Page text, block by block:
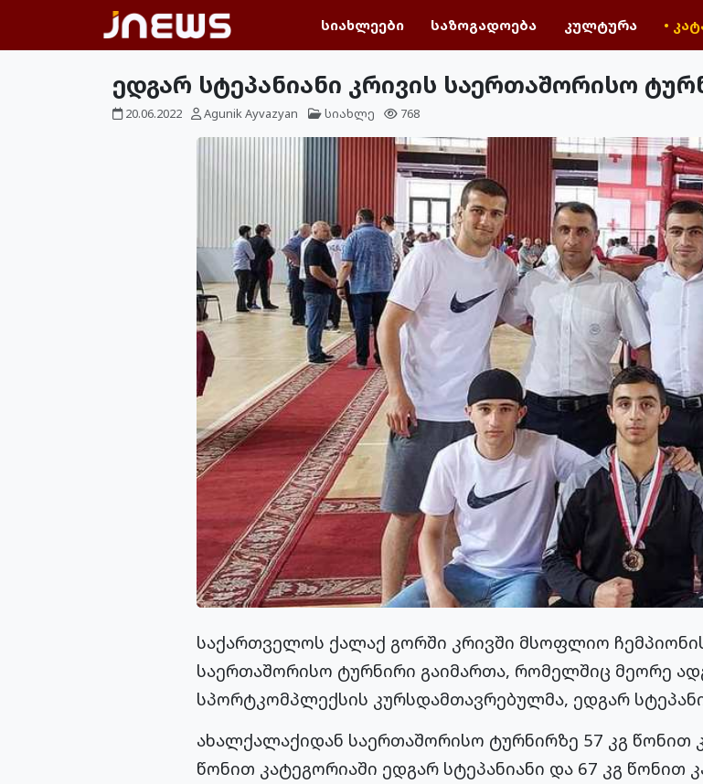
სიახლეები საზოგადოება კულტურა •
ედგარ სტეპანიანი კრივის საერთაშორისო
20.06.2022 Agunik Ayvazyan სიახლე 768
საქართველოს ქალაქ გორში კრივში მსოფლიო
საერთაშორისო ტურნირი გაიმართა, რომელშიც მეორე
სპორტკომპლექსის კურსდამთავრებულმა, ედგარ
ახალქალაქიდან საერთაშორისო ტურნირზე 57 კგ წონით
წონით კატეგორიაში ედგარ სტეპანიანი და 67 კგ წონით